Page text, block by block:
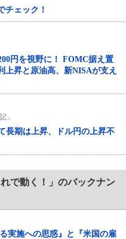
チェック！
円を視野に！ FOMC据え置
上昇と原油高、新NISAが支え
」
長期は上昇、ドル円の上昇不
で動く！」のバックナン
実施への思惑』と『米国の雇